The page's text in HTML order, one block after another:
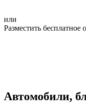
или
Разместить бесплатное
Автомобили,